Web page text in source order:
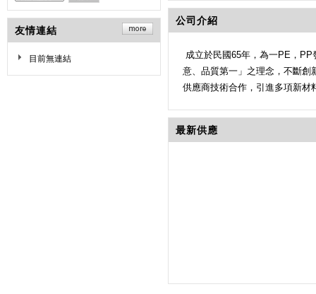
友情連結
目前無連結
公司介紹
成立於民國65年，為一PE，
意、品質第一」之理念，不斷創
供應商技術合作，引進多項新材
最新供應